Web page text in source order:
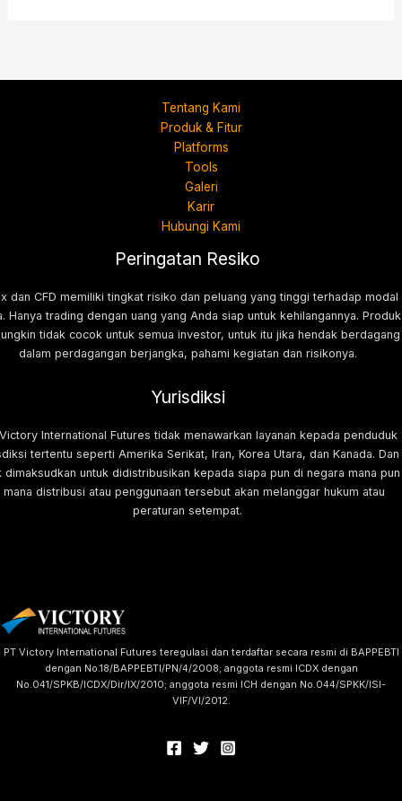
Tentang Kami
Produk & Fitur
Platforms
Tools
Galeri
Karir
Hubungi Kami
Peringatan Resiko
dan CFD memiliki tingkat risiko dan peluang yang tinggi terhadap modal
Hanya trading dengan uang yang Anda siap untuk kehilangannya. Produk
tidak cocok untuk semua investor, untuk itu jika hendak berdagang
dalam perdagangan berjangka, pahami kegiatan dan risikonya.
Yurisdiksi
International Futures tidak menawarkan layanan kepada penduduk
tertentu seperti Amerika Serikat, Iran, Korea Utara, dan Kanada. Dan
dimaksudkan untuk didistribusikan kepada siapa pun di negara mana pun
mana distribusi atau penggunaan tersebut akan melanggar hukum atau
peraturan setempat.
PT Victory International Futures teregulasi dan terdaftar secara resmi di BAPPEBTI
dengan No.18/BAPPEBTI/PN/4/2008; anggota resmi ICDX dengan
No.041/SPKB/ICDX/Dir/IX/2010; anggota resmi ICH dengan No.044/SPKK/ISI-
VIF/VI/2012.